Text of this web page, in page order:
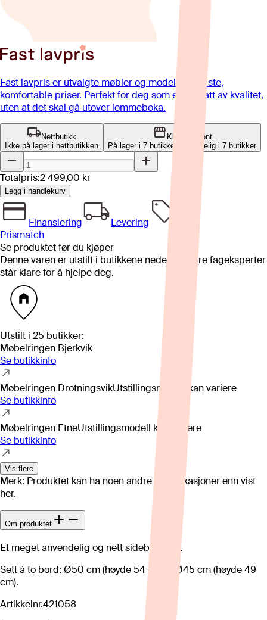
Fast lavpris er utvalgte møbler og modeller til faste,
komfortable priser. Perfekt for deg som er opptatt av kvalitet,
uten at det skal gå utover lommeboka.
Nettbutikk
Ikke på lager i nettbutikken
Klikk og hent
På lager i 7 butikker
Tilgjengelig i 7 butikker
Totalpris:2 499,00 kr
Legg i handlekurv
Finansiering
Levering
Prismatch
Se produktet før du kjøper
Denne varen er utstilt i butikkene nedenfor. Våre fageksperter
står klare for å hjelpe deg.
Utstilt i 25 butikker:
Møbelringen Bjerkvik
Se butikkinfo
Møbelringen DrotningsvikUtstillingsmodell kan variere
Se butikkinfo
Møbelringen EtneUtstillingsmodell kan variere
Se butikkinfo
Vis flere
Merk: Produktet kan ha noen andre spesifikasjoner enn vist
her.
Om produktet
Et meget anvendelig og nett sidebordsett.
Sett á to bord: Ø50 cm (høyde 54 cm) + Ø45 cm (høyde 49
cm).
Artikkelnr.421058